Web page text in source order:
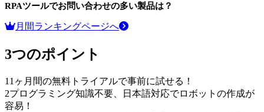
RPAツールでお問い合わせの多い製品は？
月間ランキングページへ
3つのポイント
1 1ヶ月間の無料トライアルで事前に試せる！
2プログラミング知識不要、日本語対応でロボットの作成が
容易！